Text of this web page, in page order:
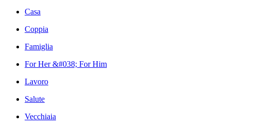
Casa
Coppia
Famiglia
For Her &#038; For Him
Lavoro
Salute
Vecchiaia